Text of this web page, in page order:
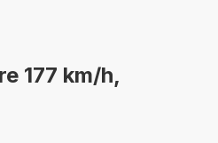
177 km/h,